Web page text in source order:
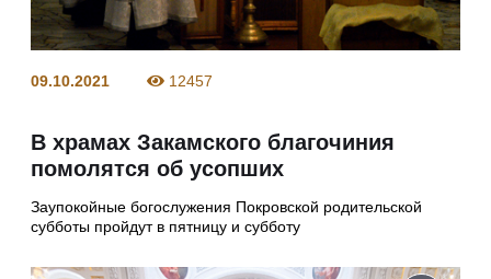
09.10.2021 12457
В храмах Закамского благочиния
помолятся об усопших
Заупокойные богослужения Покровской родительской
субботы пройдут в пятницу и субботу